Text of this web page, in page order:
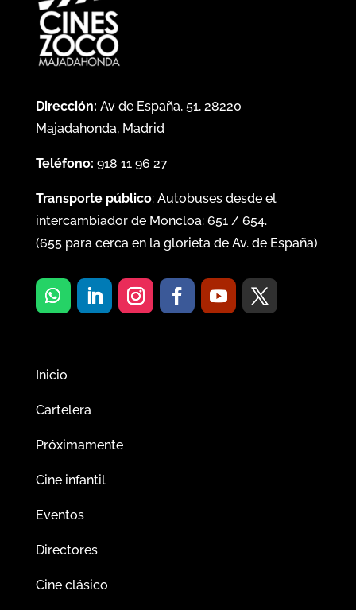
Dirección: Av de España, 51, 28220
Majadahonda, Madrid
Teléfono: 918 11 96 27
Transporte público: Autobuses desde el
intercambiador de Moncloa: 651/ 654.
(655para cerca en la glorieta de Av. de España)
Inicio
Cartelera
Próximamente
Cine infantil
Eventos
Directores
Cine clásico